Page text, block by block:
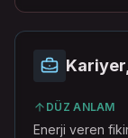
DÜZ ANLAM
Enerji veren